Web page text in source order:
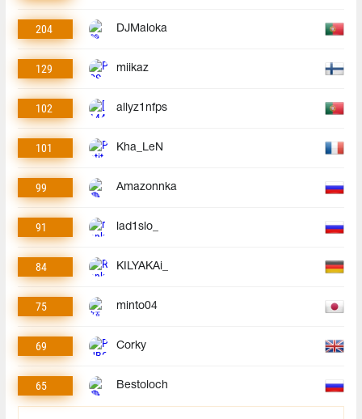
204 DJMaloka
129 miikaz
102 allyz1nfps
101 Kha_LeN
99 Amazonnka
91 lad1slo_
84 KILYAKAi_
75 minto04
69 Corky
65 Bestoloch